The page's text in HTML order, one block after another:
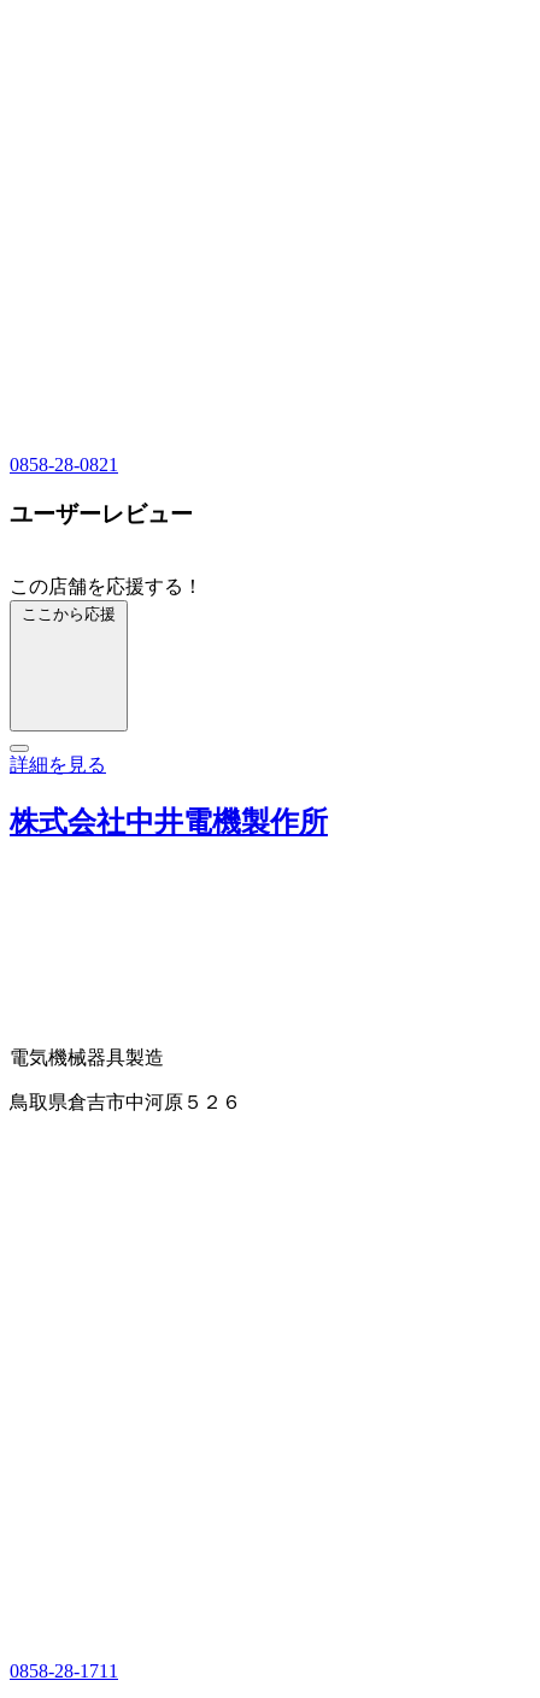
0858-28-0821
ユーザーレビュー
この店舗を応援する！
ここから応援
詳細を見る
株式会社中井電機製作所
電気機械器具製造
鳥取県倉吉市中河原５２６
0858-28-1711